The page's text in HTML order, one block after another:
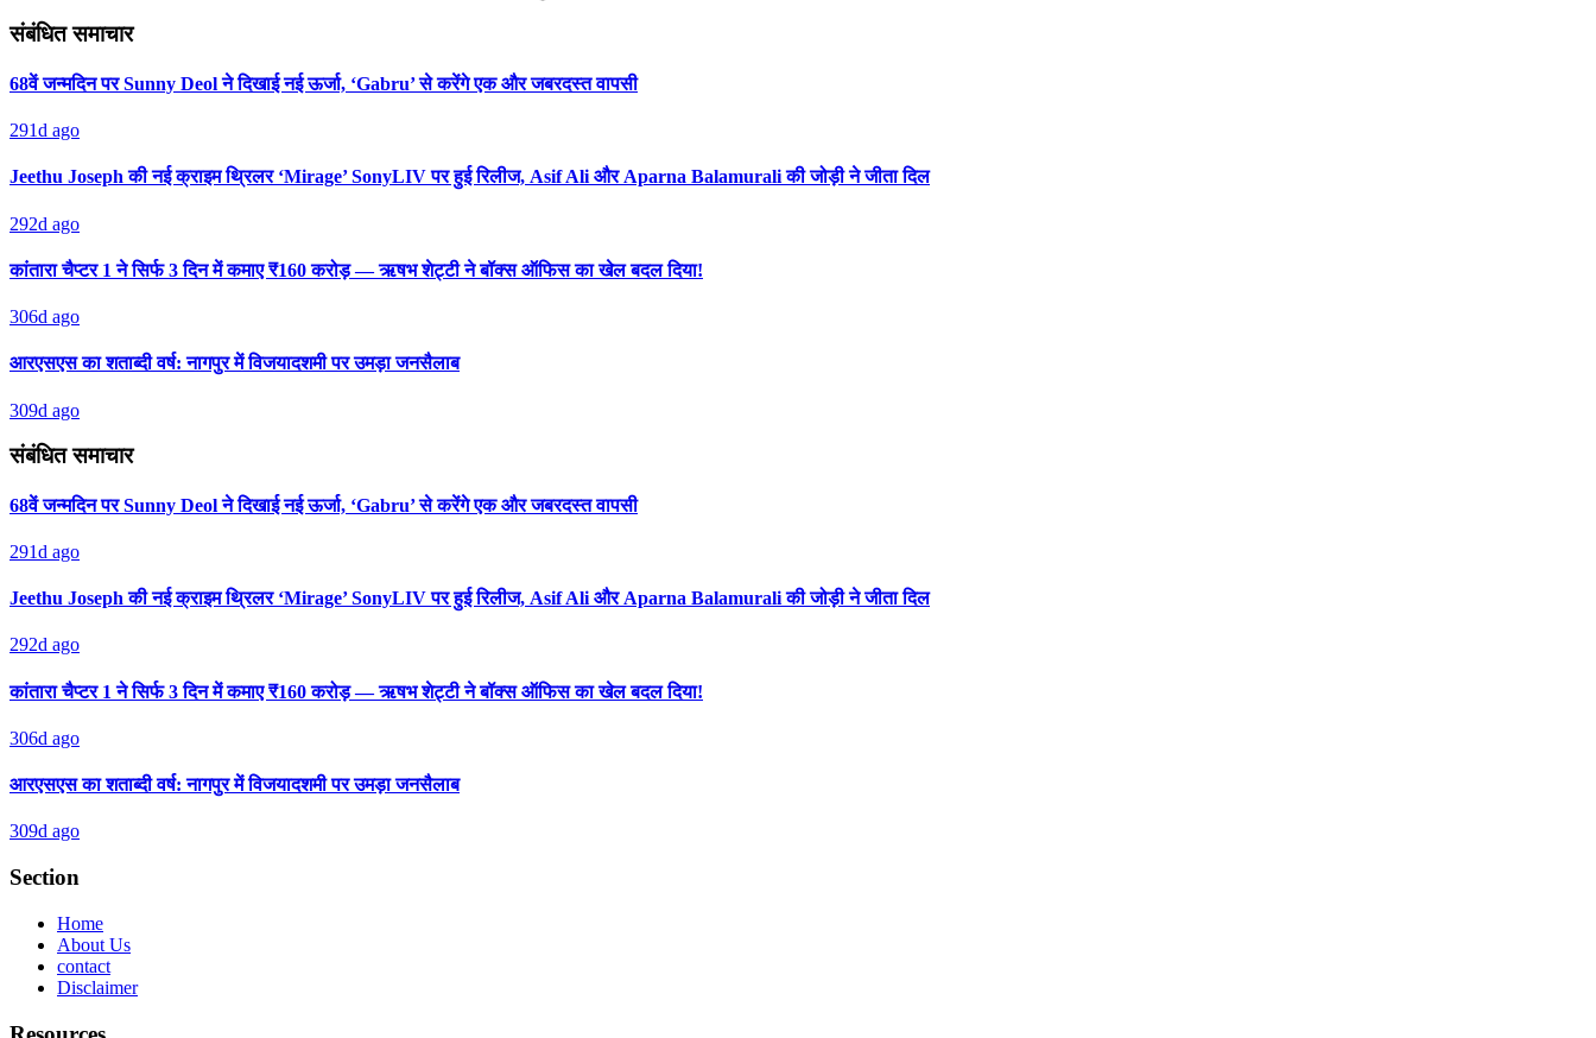
संबंधित समाचार
68वें जन्मदिन पर Sunny Deol ने दिखाई नई ऊर्जा, ‘Gabru’ से करेंगे एक और जबरदस्त वापसी
291d ago
Jeethu Joseph की नई क्राइम थ्रिलर ‘Mirage’ SonyLIV पर हुई रिलीज, Asif Ali और Aparna Balamurali की जोड़ी ने जीता दिल
292d ago
कांतारा चैप्टर 1 ने सिर्फ 3 दिन में कमाए ₹160 करोड़ — ऋषभ शेट्टी ने बॉक्स ऑफिस का खेल बदल दिया!
306d ago
आरएसएस का शताब्दी वर्ष: नागपुर में विजयादशमी पर उमड़ा जनसैलाब
309d ago
संबंधित समाचार
68वें जन्मदिन पर Sunny Deol ने दिखाई नई ऊर्जा, ‘Gabru’ से करेंगे एक और जबरदस्त वापसी
291d ago
Jeethu Joseph की नई क्राइम थ्रिलर ‘Mirage’ SonyLIV पर हुई रिलीज, Asif Ali और Aparna Balamurali की जोड़ी ने जीता दिल
292d ago
कांतारा चैप्टर 1 ने सिर्फ 3 दिन में कमाए ₹160 करोड़ — ऋषभ शेट्टी ने बॉक्स ऑफिस का खेल बदल दिया!
306d ago
आरएसएस का शताब्दी वर्ष: नागपुर में विजयादशमी पर उमड़ा जनसैलाब
309d ago
Section
Home
About Us
contact
Disclaimer